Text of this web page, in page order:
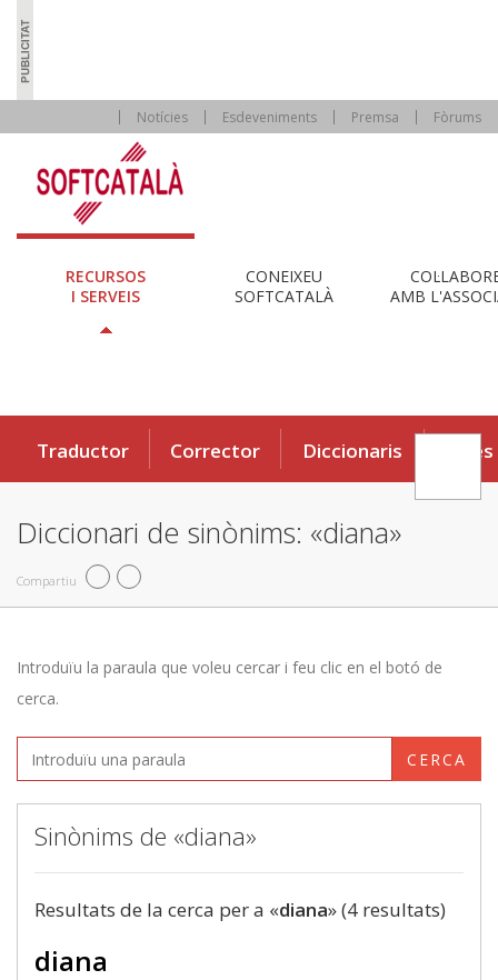
Notícies Esdeveniments Premsa Fòrums
RECURSOS
I SERVEIS
CONEIXEU
SOFTCATALÀ
AMB
Traductor Corrector Diccionaris Eines
Diccionari de sinònims: «diana»
Compartiu
Introduïu la paraula que voleu cercar i feu clic en el botó de
cerca.
CERCA
Sinònims de «diana»
Resultats de la cerca per a «diana» (4 resultats)
diana